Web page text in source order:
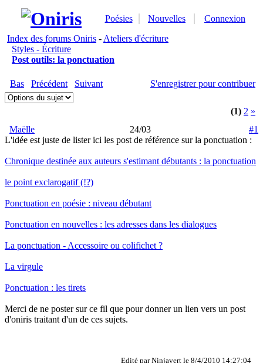
Poésies Nouvelles
Connexion
Index des forums Oniris - Ateliers d'écriture
Styles - Écriture
Post outils: la ponctuation
Bas Précédent Suivant S'enregistrer pour contribuer
(1) 2 »
Maëlle
24/03
#1
L'idée est juste de lister ici les post de référence sur la ponctuation :
Chronique destinée aux auteurs s'estimant débutants : la ponctuation
le point exclarogatif (!?)
Ponctuation en poésie : niveau débutant
Ponctuation en nouvelles : les adresses dans les dialogues
La ponctuation - Accessoire ou colifichet ?
La virgule
Ponctuation : les tirets
Merci de ne poster sur ce fil que pour donner un lien vers un post
d'oniris traitant d'un de ces sujets.
Edité par Ninjavert le 8/4/2010 14:27:04